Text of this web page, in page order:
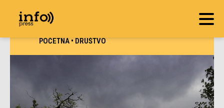
POČETNA•DRUŠTVO